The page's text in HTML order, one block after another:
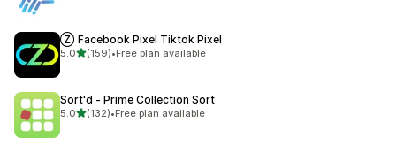
Ⓩ Facebook Pixel Tiktok Pixel
5.0滿分 5 顆星
(159)
共有 159 則評價
•Free plan available
Sort'd ‑ Prime Collection Sort
5.0滿分 5 顆星
(132)
共有 132 則評價
•Free plan available